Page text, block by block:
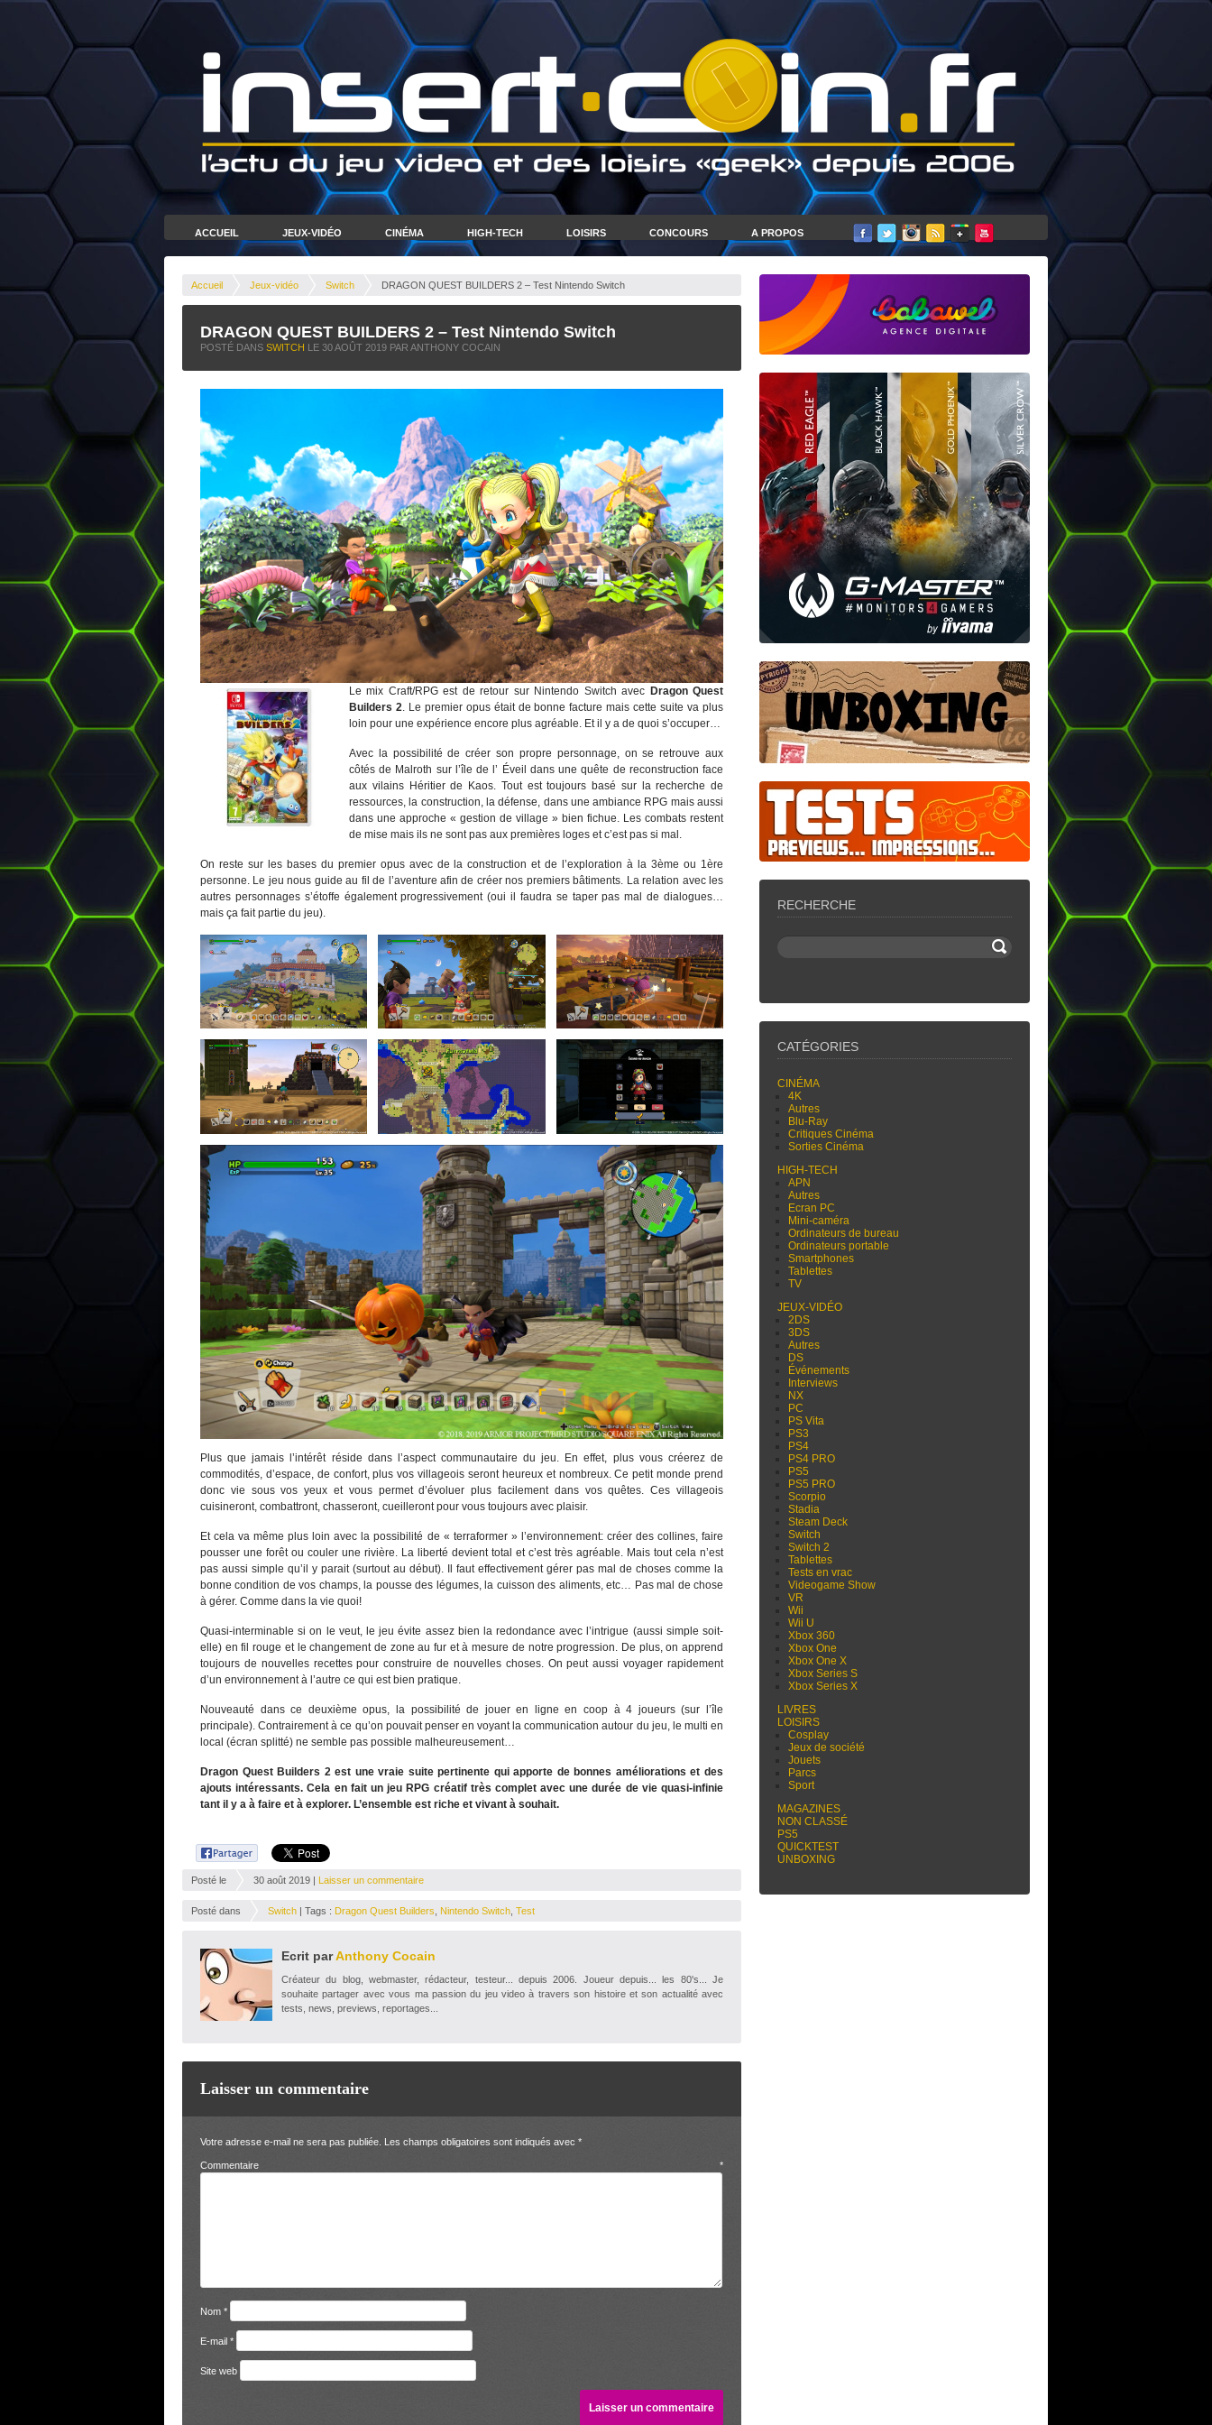
ACCUEIL JEUX-VIDÉO CINÉMA HIGH-TECH LOISIRS CONCOURS A PROPOS
Accueil Jeux-vidéo Switch DRAGON QUEST BUILDERS 2 – Test Nintendo Switch
DRAGON QUEST BUILDERS 2 – Test Nintendo Switch
POSTÉ DANS SWITCH LE 30 AOÛT 2019 PAR ANTHONY COCAIN
Le mix Craft/RPG est de retour sur Nintendo Switch avec Dragon Quest
Builders 2. Le premier opus était de bonne facture mais cette suite va plus
loin pour une expérience encore plus agréable. Et il y a de quoi s’occuper…
Avec la possibilité de créer son propre personnage, on se retrouve aux
côtés de Malroth sur l’île de l’ Éveil dans une quête de reconstruction face
aux vilains Héritier de Kaos. Tout est toujours basé sur la recherche de
ressources, la construction, la défense, dans une ambiance RPG mais aussi
dans une approche « gestion de village » bien fichue. Les combats restent
de mise mais ils ne sont pas aux premières loges et c’est pas si mal.
On reste sur les bases du premier opus avec de la construction et de l’exploration à la 3ème ou 1ère
personne. Le jeu nous guide au fil de l’aventure afin de créer nos premiers bâtiments. La relation avec les
autres personnages s’étoffe également progressivement (oui il faudra se taper pas mal de dialogues…
mais ça fait partie du jeu).
Plus que jamais l’intérêt réside dans l’aspect communautaire du jeu. En effet, plus vous créerez de
commodités, d’espace, de confort, plus vos villageois seront heureux et nombreux. Ce petit monde prend
donc vie sous vos yeux et vous permet d’évoluer plus facilement dans vos quêtes. Ces villageois
cuisineront, combattront, chasseront, cueilleront pour vous toujours avec plaisir.
Et cela va même plus loin avec la possibilité de « terraformer » l’environnement: créer des collines, faire
pousser une forêt ou couler une rivière. La liberté devient total et c’est très agréable. Mais tout cela n’est
pas aussi simple qu’il y parait (surtout au début). Il faut effectivement gérer pas mal de choses comme la
bonne condition de vos champs, la pousse des légumes, la cuisson des aliments, etc… Pas mal de chose
à gérer. Comme dans la vie quoi!
Quasi-interminable si on le veut, le jeu évite assez bien la redondance avec l’intrigue (aussi simple soit-
elle) en fil rouge et le changement de zone au fur et à mesure de notre progression. De plus, on apprend
toujours de nouvelles recettes pour construire de nouvelles choses. On peut aussi voyager rapidement
d’un environnement à l’autre ce qui est bien pratique.
Nouveauté dans ce deuxième opus, la possibilité de jouer en ligne en coop à 4 joueurs (sur l’île
principale). Contrairement à ce qu’on pouvait penser en voyant la communication autour du jeu, le multi en
local (écran splitté) ne semble pas possible malheureusement…
Dragon Quest Builders 2 est une vraie suite pertinente qui apporte de bonnes améliorations et des
ajouts intéressants. Cela en fait un jeu RPG créatif très complet avec une durée de vie quasi-infinie
tant il y a à faire et à explorer. L’ensemble est riche et vivant à souhait.
Posté le 30 août 2019 | Laisser un commentaire
Posté dans Switch | Tags : Dragon Quest Builders Nintendo Switch Test
Ecrit parAnthony Cocain
Créateur du blog, webmaster, rédacteur, testeur... depuis 2006. Joueur depuis... les 80's... Je
souhaite partager avec vous ma passion du jeu video à travers son histoire et son actualité avec
tests, news, previews, reportages...
Laisser un commentaire
Votre adresse e-mail ne sera pas publiée. Les champs obligatoires sont indiqués avec *
Commentaire *
Nom *
E-mail *
Site web
RECHERCHE
CATÉGORIES
CINÉMA
4K
Autres
Blu-Ray
Critiques Cinéma
Sorties Cinéma
HIGH-TECH
APN
Autres
Ecran PC
Mini-caméra
Ordinateurs de bureau
Ordinateurs portable
Smartphones
Tablettes
TV
JEUX-VIDÉO
2DS
3DS
Autres
DS
Événements
Interviews
NX
PC
PS Vita
PS3
PS4
PS4 PRO
PS5
PS5 PRO
Scorpio
Stadia
Steam Deck
Switch
Switch 2
Tablettes
Tests en vrac
Videogame Show
VR
Wii
Wii U
Xbox 360
Xbox One
Xbox One X
Xbox Series S
Xbox Series X
LIVRES
LOISIRS
Cosplay
Jeux de société
Jouets
Parcs
Sport
MAGAZINES
NON CLASSÉ
PS5
QUICKTEST
UNBOXING